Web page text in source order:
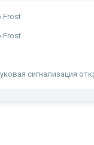
Frost
Frost
сигнализация